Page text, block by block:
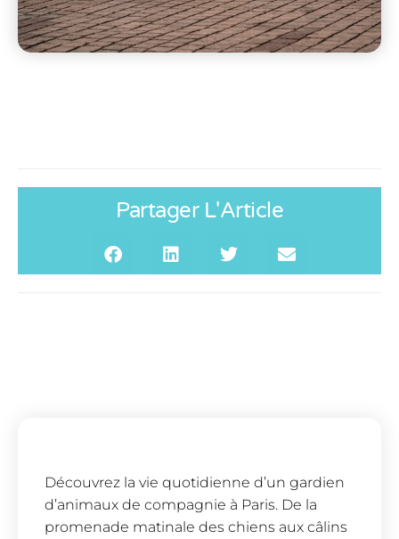
Partager L'Article
Découvrez la vie quotidienne d’un gardien
d’animaux de compagnie à Paris. De la
promenade matinale des chiens aux câlins